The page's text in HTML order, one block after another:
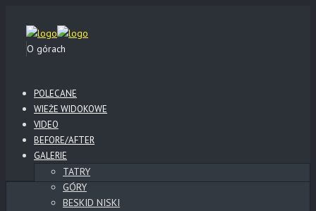
O górach
POLECANE
WIEŻE WIDOKOWE
VIDEO
BEFORE/AFTER
GALERIE
TATRY
GÓRY
BESKID NISKI